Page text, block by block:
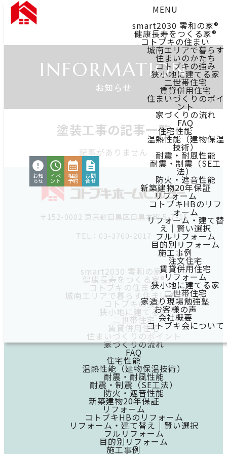
お知
らせ
イベ
ント
相談
予約
お問
合せ
MENU
smart2030 零和の家®
健康長寿をつくる家®
コトブキの住まい
城南エリアで暮らす
住まいのかたち
コトブキの強み
狭小地に建てる家
二世帯住宅
賃貸併用住宅
住まいづくりのポイ
ント
家づくりの流れ
FAQ
住宅性能
温熱性能（建物保温
技術）
耐震・耐風性能
耐震・制震（SE工
法）
防火・遮音性能
新築建物20年保証
リフォーム
コトブキHBのリフ
ォーム
リフォーム・建て替
え｜賢い選択
フルリフォーム
目的別リフォーム
施工事例
注文住宅
賃貸併用住宅
リフォーム
狭小地に建てる家
二世帯住宅
家造り現場勉強塾
お客様の声
会社概要
コトブキ会について
INFORMATION
お知らせ
塗装工事の記事一覧
記事がありません
〒152-0002 東京都目黒区目黒本町 5-7-15
TEL：03-3760-2017
smart2030 零和の家®
健康長寿をつくる家®
コトブキの住まい
城南エリアで暮らす住まいのかたち
コトブキの強み
狭小地に建てる家
二世帯住宅
賃貸併用住宅
住まいづくりのポイント
家づくりの流れ
FAQ
住宅性能
温熱性能（建物保温技術）
耐震・耐風性能
耐震・制震（SE工法）
防火・遮音性能
新築建物20年保証
リフォーム
コトブキHBのリフォーム
リフォーム・建て替え｜賢い選択
フルリフォーム
目的別リフォーム
施工事例